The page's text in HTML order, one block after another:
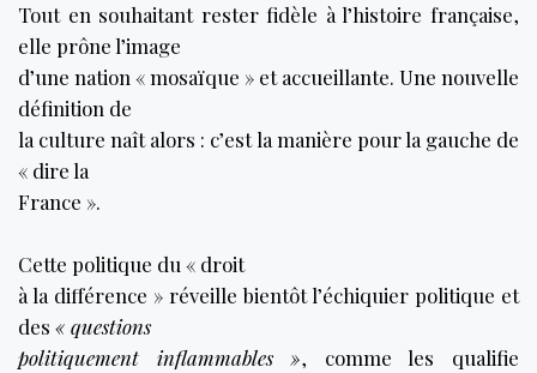
Tout en souhaitant rester fidèle à l’histoire française,
elle prône l’image
d’une nation « mosaïque » et accueillante. Une nouvelle
définition de
la culture naît alors : c’est la manière pour la gauche de
« dire la
France ».
Cette politique du « droit
à la différence » réveille bientôt l’échiquier politique et
des « questions
politiquement inflammables », comme les qualifie